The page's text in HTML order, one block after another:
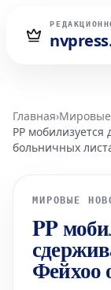
Главная›Мировые
PP
больничных
МИРОВЫЕ
PP
Фейхоо